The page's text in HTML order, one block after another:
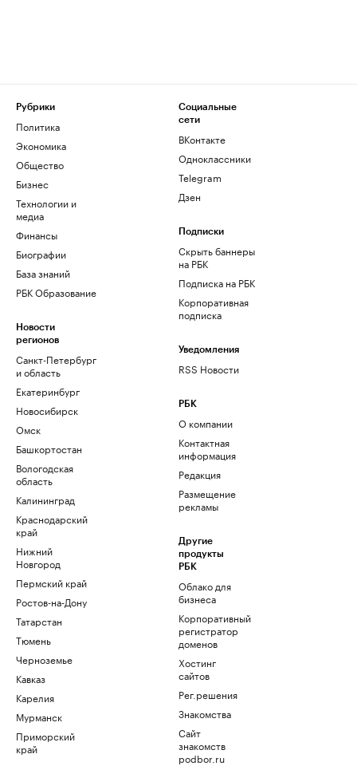
Рубрики
Политика
Экономика
Общество
Бизнес
Технологии и
медиа
Финансы
Биографии
База знаний
РБК Образование
Новости
регионов
Санкт-Петербург
и область
Екатеринбург
Новосибирск
Омск
Башкортостан
Вологодская
область
Калининград
Краснодарский
край
Нижний
Новгород
Пермский край
Ростов-на-Дону
Татарстан
Тюмень
Черноземье
Кавказ
Карелия
Мурманск
Приморский
край
Социальные
сети
ВКонтакте
Одноклассники
Telegram
Дзен
Подписки
Скрыть баннеры
на РБК
Подписка на РБК
Корпоративная
подписка
Уведомления
RSS Новости
РБК
О компании
Контактная
информация
Редакция
Размещение
рекламы
Другие
продукты
РБК
Облако для
бизнеса
Корпоративный
регистратор
доменов
Хостинг
сайтов
Рег.решения
Знакомства
Сайт
знакомств
podbor.ru